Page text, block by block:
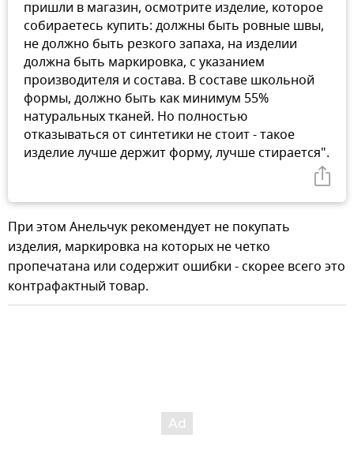
пришли в магазин, осмотрите изделие, которое
собираетесь купить: должны быть ровные швы,
не должно быть резкого запаха, на изделии
должна быть маркировка, с указанием
производителя и состава. В составе школьной
формы, должно быть как минимум 55%
натуральных тканей. Но полностью
отказываться от синтетики не стоит - такое
изделие лучше держит форму, лучше стирается".
При этом Анельчук рекомендует не покупать
изделия, маркировка на которых не четко
пропечатана или содержит ошибки - скорее всего это
контрафактный товар.